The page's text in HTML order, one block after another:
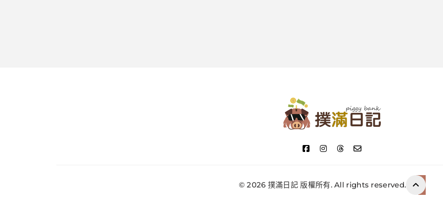
撲滿日記
© 2026 撲滿日記 版權所有. All rights reserved.